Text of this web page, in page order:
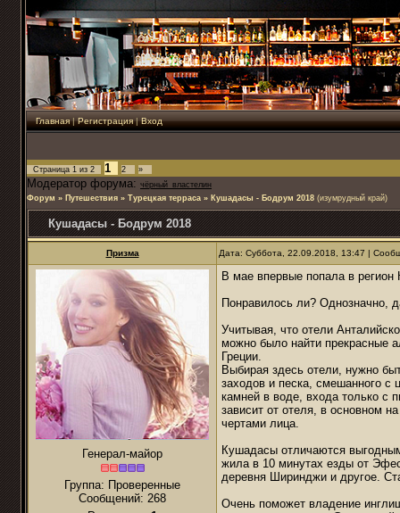
Главная|Регистрация|Вход
Страница 1 из 2 1 2 »
Модератор форума: чёрный_властелин
Форум » Путешествия » Турецкая терраса » Кушадасы - Бодрум 2018 (изумрудный край)
Кушадасы - Бодрум 2018
Призма Дата: Суббота, 22.09.2018, 13:47 |
Генерал-майор
Группа: Проверенные
Сообщений: 268
В мае впервые попала в
Понравилось ли? Однозначно,
Учитывая, что отели
можно было найти прекрасные
Греции.
Выбирая здесь отели, нужно
заходов и песка, смешанного с
камней в воде, входа только с
зависит от отеля, в основном
чертами лица.
Кушадасы отличаются
жила в 10 минутах езды от
деревня Ширинджи и другое.
Очень поможет владение